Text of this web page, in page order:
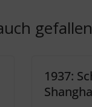
gefallen
1937: